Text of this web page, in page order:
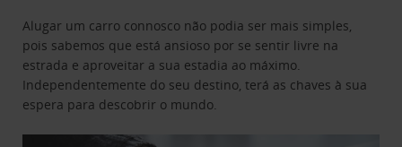
Alugar um carro connosco não podia ser mais simples,
pois sabemos que está ansioso por se sentir livre na
estrada e aproveitar a sua estadia ao máximo.
Independentemente do seu destino, terá as chaves à sua
espera para descobrir o mundo.